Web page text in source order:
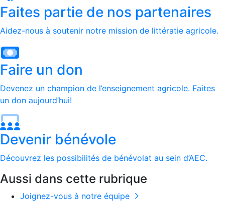
Faites partie de nos partenaires
Aidez-nous à soutenir notre mission de littératie agricole.
Faire un don
Devenez un champion de l’enseignement agricole. Faites
un don aujourd’hui!
Devenir bénévole
Découvrez les possibilités de bénévolat au sein d’AEC.
Aussi dans cette rubrique
Joignez-vous à notre équipe